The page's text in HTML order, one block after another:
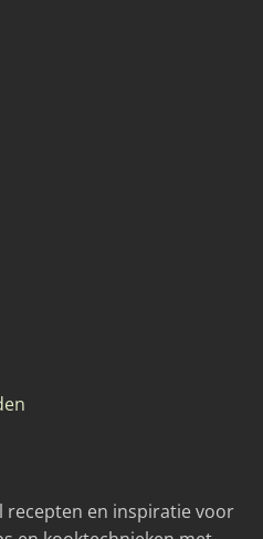
recepten en inspiratie voor